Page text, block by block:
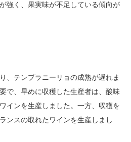
強く、果実味が不足している傾向が
、テンプラニーリョの成熟が遅れま
で、早めに収穫した生産者は、酸味
インを生産しました。一方、収穫を
ンスの取れたワインを生産しまし